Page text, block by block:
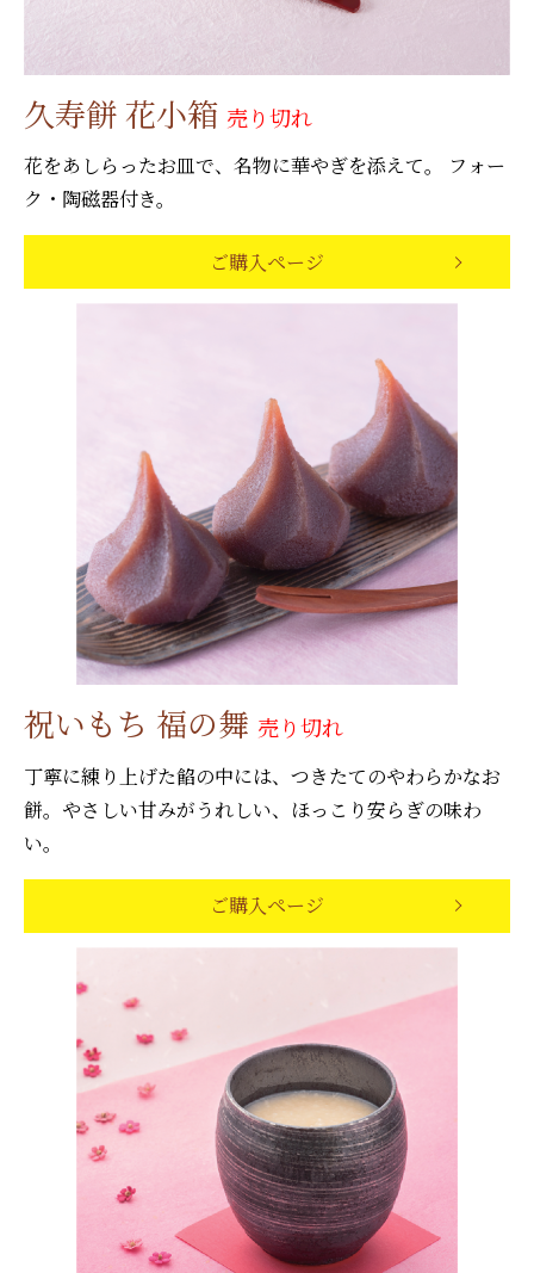
久寿餅 花小箱 売り切れ
花をあしらったお皿で、名物に華やぎを添えて。 フォー
ク・陶磁器付き。
ご購入ページ
祝いもち 福の舞 売り切れ
丁寧に練り上げた餡の中には、つきたてのやわらかなお
餅。やさしい甘みがうれしい、ほっこり安らぎの味わ
い。
ご購入ページ